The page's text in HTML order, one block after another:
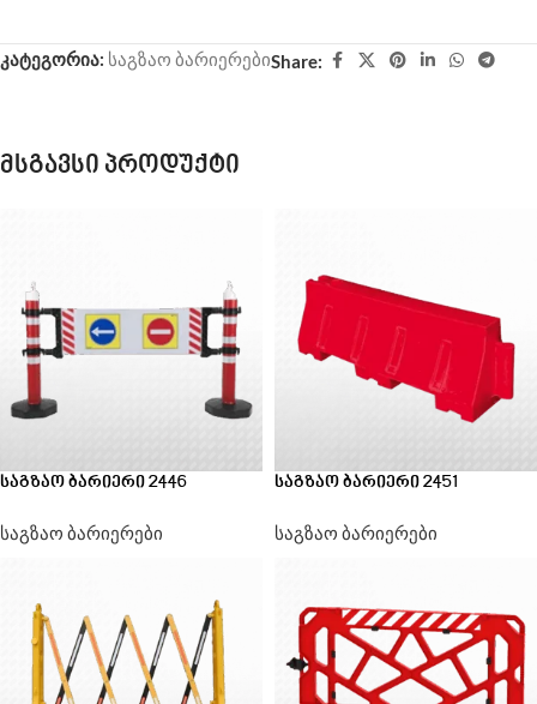
კატეგორია: საგზაო ბარიერებიShare:
მსგავსი პროდუქტი
საგზაო ბარიერი 2446
საგზაო ბარიერები
საგზაო ბარიერი 2451
საგზაო ბარიერები